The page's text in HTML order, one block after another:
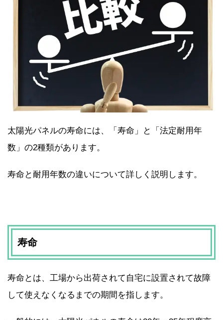
太陽光パネルの寿命には、「寿命」と「法定耐用年
数」の2種類があります。
寿命と耐用年数の違いについて詳しく説明します。
寿命
寿命とは、工場から出荷されて自宅に設置されて故障
して使えなくなるまでの期間を指します。